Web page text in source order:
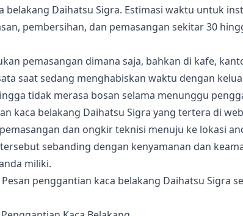
belakang Daihatsu Sigra. Estimasi waktu untuk
pembersihan, dan pemasangan sekitar 30
pemasangan dimana saja, bahkan di kafe,
saat sedang menghabiskan waktu dengan
tidak merasa bosan selama menunggu
kaca belakang Daihatsu Sigra yang tertera di
dan ongkir teknisi menuju ke lokasi
sebanding dengan kenyamanan dan
miliki.
penggantian kaca belakang Daihatsu Sigra